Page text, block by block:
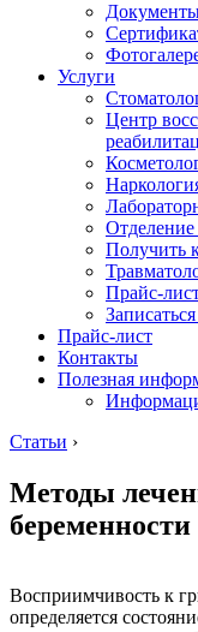
Услуги
Центр
Отделение
Получить
Прайс-
Прайс-лист
Контакты
Полезная
Статьи ›
Методы
беременности
Восприимчивость к
определяется